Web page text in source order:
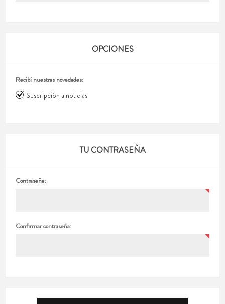
OPCIONES
Recibí nuestras novedades:
Suscripción a noticias
TU CONTRASEÑA
Contraseña:
Confirmar contraseña: